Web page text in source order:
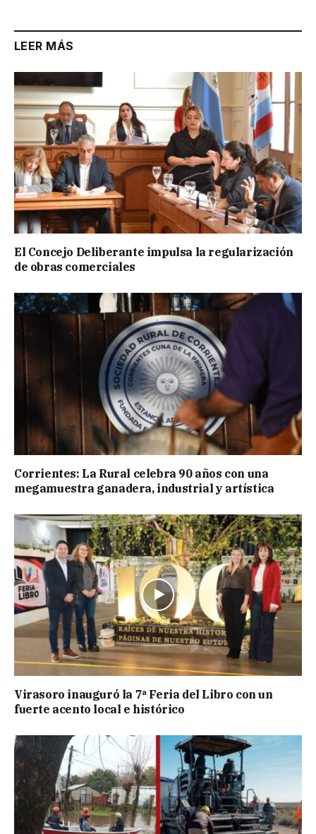
LEER MÁS
El Concejo Deliberante impulsa la regularización
de obras comerciales
Corrientes: La Rural celebra 90 años con una
megamuestra ganadera, industrial y artística
Virasoro inauguró la 7ª Feria del Libro con un
fuerte acento local e histórico